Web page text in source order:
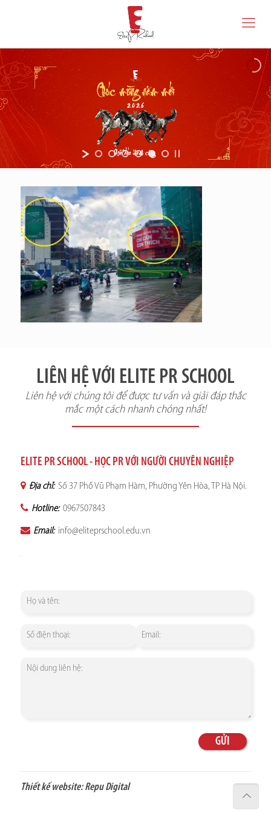
LIÊN HỆ VỚI ELITE PR SCHOOL
Liên hệ với chúng tôi để được tư vấn và giải đáp thắc
mắc một cách nhanh chóng nhất!
ELITE PR SCHOOL - HỌC PR VỚI NGƯỜI CHUYÊN NGHIỆP
Địa chỉ: Số 37 Phố Vũ Phạm Hàm, Phường Yên Hòa, TP Hà Nội.
Hotline: 0967507843
Email: info@eliteprschool.edu.vn
Thiết kế website:Repu Digital